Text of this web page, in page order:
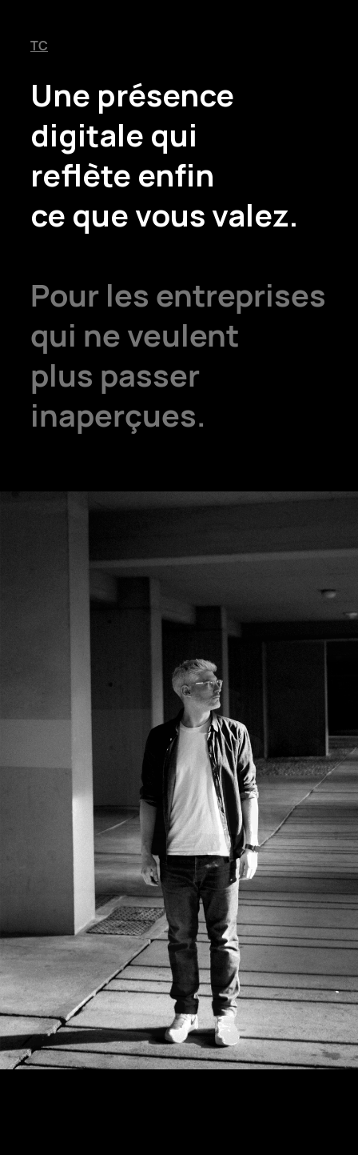
TC
Une présence
digitale qui
reflète enfin
ce que vous valez.
Pour les entreprises
qui ne veulent
plus passer
inaperçues.